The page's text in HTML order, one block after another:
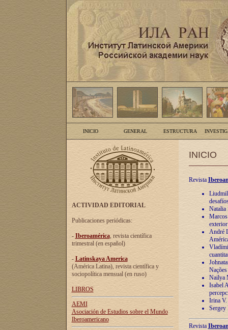
INICIO GENERAL ESTRUCTURA
ACTIVIDAD EDITORIAL
Publicaciones periódicas:
- Iberoamérica, revista científica
trimestral (en español)
- Latinskaya America
(América Latina), revista científica y
sociopolítica mensual (en ruso)
LIBROS
AEMI
Asociación de Estudios sobre el Mundo
Iberoamericano
INICIO
Revista
Natalia
André
Nailya
Isabel
Irina V.
Sergey
Revista